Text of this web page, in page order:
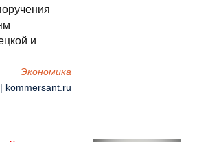
и
Экономика
kommersant.ru